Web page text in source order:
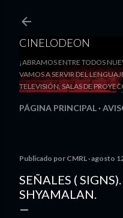
CINELODEON
¡ABRAMOS ENTRE TODOS
VAMOS A SERVIR DEL
TELEVISIÓN, SALAS DE
PÁGINA PRINCIPAL
Publicado por CMRL agosto
SEÑALES (
SHYAMALAN.